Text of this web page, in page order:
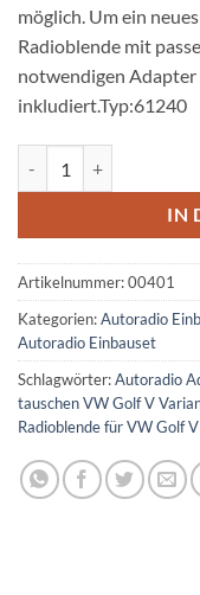
möglich. Um ein
Radioblende mit
notwendigen Adapter
inkludiert.Typ:61240
IN
Artikelnummer:00401
Kategorien:Autoradio
Autoradio Einbauset
Schlagwörter:Autoradio
tauschen VW Golf V
Radioblende für VW Golf